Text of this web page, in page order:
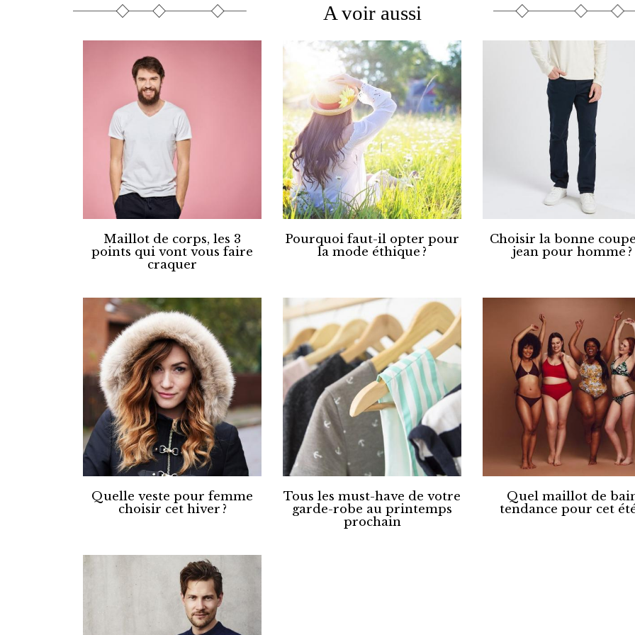
A voir aussi
Maillot de corps, les 3
points qui vont vous faire
craquer
Pourquoi faut-il opter pour
la mode éthique ?
Choisir la bonne
jean pour homme ?
Quelle veste pour femme
choisir cet hiver ?
Tous les must-have de votre
garde-robe au printemps
prochain
Quel maillot de
tendance pour cet